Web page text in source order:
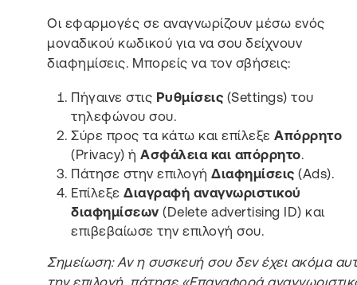
Οι εφαρμογές σε αναγνωρίζουν μέσω ενός
μοναδικού κωδικού για να σου δείχνουν
διαφημίσεις. Μπορείς να τον σβήσεις:
Πήγαινε στις Ρυθμίσεις (Settings) του
τηλεφώνου σου.
Σύρε προς τα κάτω και επίλεξεΑπόρρητο
(Privacy) ήΑσφάλεια και απόρρητο.
Πάτησε στην επιλογήΔιαφημίσεις (Ads).
ΕπίλεξεΔιαγραφή αναγνωριστικού
διαφημίσεων (Delete advertising ID) και
επιβεβαίωσε την επιλογή σου.
Σημείωση: Αν η συσκευή σου δεν έχει ακόμα